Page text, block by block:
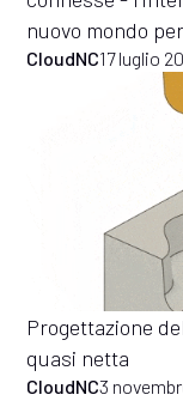
nuovo mondo
CloudNC17 luglio
Progettazione
quasi netta
CloudNC3